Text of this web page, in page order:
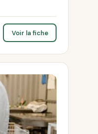
Voir la fiche